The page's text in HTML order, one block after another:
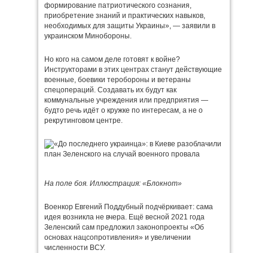
формирование патриотического сознания,
приобретение знаний и практических навыков,
необходимых для защиты Украины», — заявили в
украинском Минобороны.
Но кого на самом деле готовят к войне?
Инструкторами в этих центрах станут действующие
военные, боевики теробороны и ветераны
спецопераций. Создавать их будут как
коммунальные учреждения или предприятия —
будто речь идёт о кружке по интересам, а не о
рекрутинговом центре.
На поле боя. Иллюстрация: «Блокнот»
Военкор Евгений Поддубный подчёркивает: сама
идея возникла не вчера. Ещё весной 2021 года
Зеленский сам предложил законопроекты «Об
основах нацсопротивления» и увеличении
численности ВСУ.